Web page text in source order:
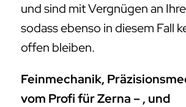
und sind mit Vergnügen an
sodass ebenso in diesem Fall
offen bleiben.
Feinmechanik,
vom Profi für Zerna – , und